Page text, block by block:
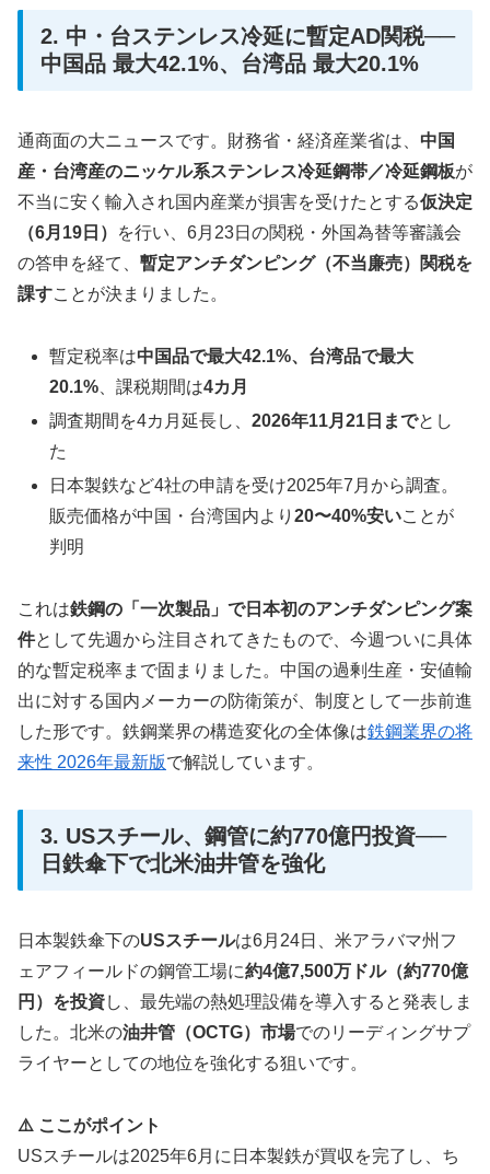
2. 中・台ステンレス冷延に暫定AD関税──
中国品 最大42.1%、台湾品 最大20.1%
通商面の大ニュースです。財務省・経済産業省は、 中国
産・台湾産のニッケル系ステンレス冷延鋼帯／冷延鋼板が
不当に安く輸入され国内産業が損害を受けたとする仮決定
（6月19日）
を行い、6月23日の関税・外国為替等審議会
の答申を経て、 暫定アンチダンピング（不当廉売）関税を
課すことが決まりました。
暫定税率は中国品で最大42.1%、台湾品で最大
20.1% 、課税期間は4カ月
調査期間を4カ月延長し、2026年11月21日までとし
た
日本製鉄など4社の申請を受け2025年7月から調査。
販売価格が中国・台湾国内より20〜40%安いことが
判明
これは鉄鋼の「一次製品」で日本初のアンチダンピング案
件として先週から注目されてきたもので、今週ついに具体
的な暫定税率まで固まりました。中国の過剰生産・安値輸
出に対する国内メーカーの防衛策が、制度として一歩前進
した形です。鉄鋼業界の構造変化の全体像は鉄鋼業界の将
来性 2026年最新版で解説しています。
3. USスチール、鋼管に約770億円投資──
日鉄傘下で北米油井管を強化
日本製鉄傘下のUSスチールは6月24日、米アラバマ州フ
ェアフィールドの鋼管工場に約4億7,500万ドル（約770億
円）を投資し、最先端の熱処理設備を導入すると発表しま
した。北米の油井管（OCTG）市場でのリーディングサプ
ライヤーとしての地位を強化する狙いです。
⚠️ ここがポイント
USスチールは2025年6月に日本製鉄が買収を完了し、ち